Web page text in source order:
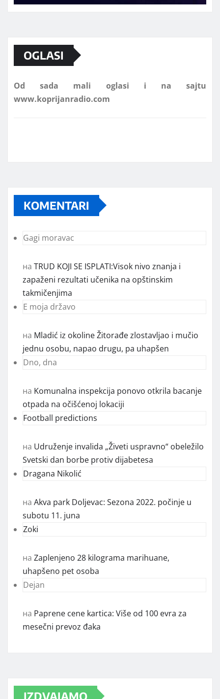
OGLASI
Od sada mali oglasi i na sajtu
KOMENTARI
Gagi moravac
на TRUD KOJI SE ISPLATI:Visok nivo znanja i
zapaženi rezultati učenika na opštinskim
takmičenjima
E moja državo
на Mladić iz okoline Žitorađe zlostavljao i mučio
jednu osobu, napao drugu, pa uhapšen
Dno, dna
на Komunalna inspekcija ponovo otkrila bacanje
otpada na očišćenoj lokaciji
Football predictions
на Udruženje invalida „Živeti uspravno“ obeležilo
Svetski dan borbe protiv dijabetesa
Dragana Nikolić
на Akva park Doljevac: Sezona 2022. počinje u
subotu 11. juna
Zoki
на Zaplenjeno 28 kilograma marihuane,
uhapšeno pet osoba
Dejan
на Paprene cene kartica: Više od 100 evra za
mesečni prevoz đaka
IZDVAJAMO